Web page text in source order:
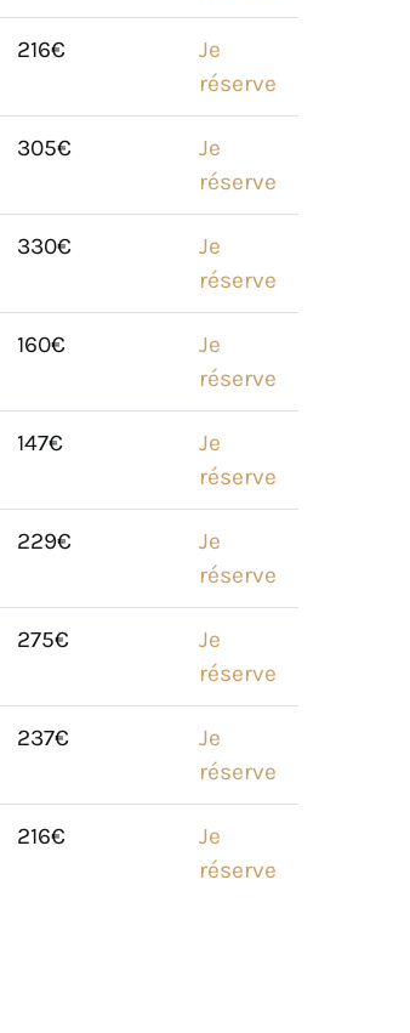
216€
Je
réserve
305€
Je
réserve
330€
Je
réserve
160€
Je
réserve
147€
Je
réserve
229€
Je
réserve
275€
Je
réserve
237€
Je
réserve
216€
Je
réserve